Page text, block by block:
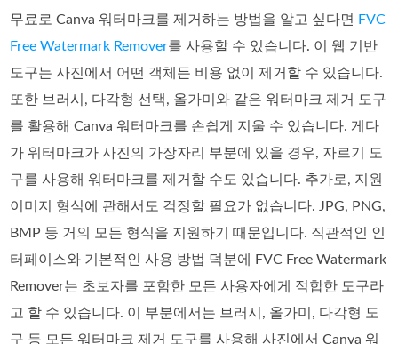
무료로 Canva 워터마크를 제거하는 방법을 알고 싶다면
FVC
Free Watermark Remover를 사용할 수 있습니다. 이 웹 기반
도구는 사진에서 어떤 객체든 비용 없이 제거할 수 있습니다.
또한 브러시, 다각형 선택, 올가미와 같은 워터마크 제거 도구
를 활용해 Canva 워터마크를 손쉽게 지울 수 있습니다. 게다
가 워터마크가 사진의 가장자리 부분에 있을 경우, 자르기 도
구를 사용해 워터마크를 제거할 수도 있습니다. 추가로, 지원
이미지 형식에 관해서도 걱정할 필요가 없습니다. JPG, PNG,
BMP 등 거의 모든 형식을 지원하기 때문입니다. 직관적인 인
터페이스와 기본적인 사용 방법 덕분에 FVC Free Watermark
Remover는 초보자를 포함한 모든 사용자에게 적합한 도구라
고 할 수 있습니다. 이 부분에서는 브러시, 올가미, 다각형 도
구 등 모든 워터마크 제거 도구를 사용해 사진에서 Canva 워